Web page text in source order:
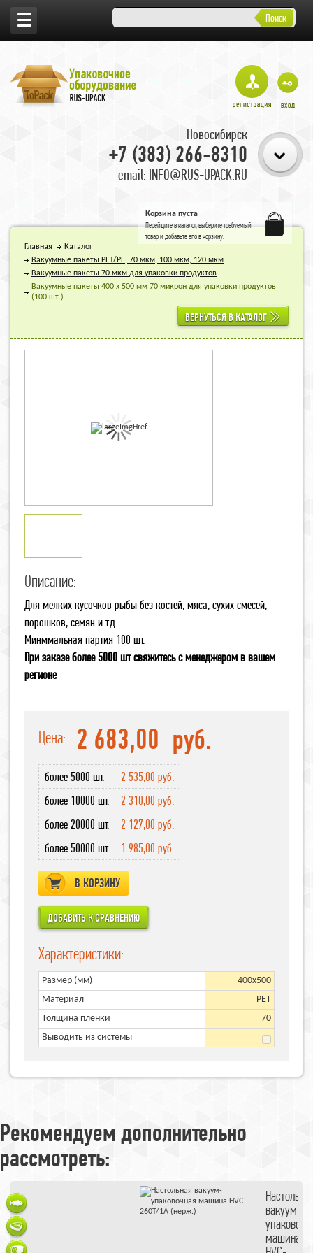
Поиск
Новосибирск
+7 (383) 266-8310
email: INFO@RUS-UPACK.RU
Корзина пуста
Перейдите вкаталог, выберите требуемый
товар и добавьте его в корзину.
Главная
Каталог
Вакуумные пакеты PET/PE, 70 мкм, 100 мкм, 120 мкм
Вакуумные пакеты 70 мкм для упаковки продуктов
Вакуумные пакеты 400 х 500 мм 70 микрон для упаковки продуктов
(100 шт.)
ВЕРНУТЬСЯ В КАТАЛОГ
Описание:
Для мелких кусочков рыбы без костей, мяса, сухих смесей,
порошков, семян и т.д.
Минммальная партия 100 шт.
При заказе более 5000 шт свяжитесь с менеджером в вашем
регионе
Цена: 2 683,00 руб.
более 5000 шт.
2 535,00 руб.
более 10000 шт.
2 310,00 руб.
более 20000 шт.
2 127,00 руб.
более 50000 шт.
1 985,00 руб.
В КОРЗИНУ
Характеристики:
Размер (мм)
400x500
Материал
PET
Толщина пленки
70
Выводить из системы
Рекомендуем дополнительно
рассмотреть:
вакуумный
Упаковка рыбы
вакуум-
машина